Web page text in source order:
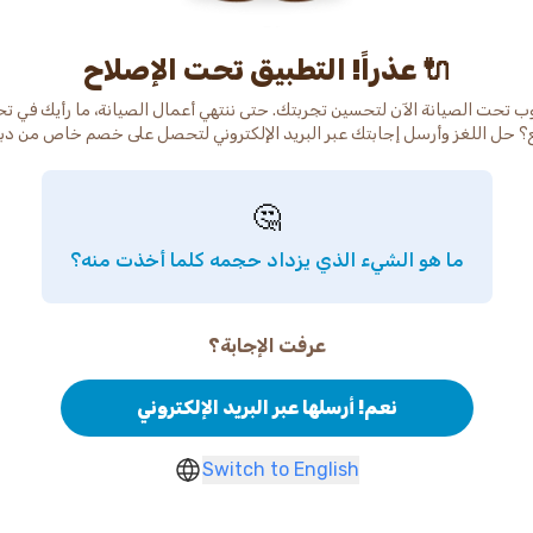
عذراً! التطبيق تحت الإصلاح 🔌
تحت الصيانة الآن لتحسين تجربتك. حتى ننتهي أعمال الصيانة، ما رأيك في
🤔
ما هو الشيء الذي يزداد حجمه كلما أخذت منه؟
عرفت الإجابة؟
نعم! أرسلها عبر البريد الإلكتروني
Switch to English